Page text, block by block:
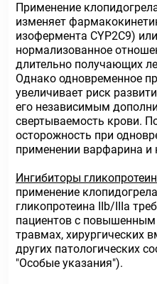
Применение
изменяет
изофермента CYP2C9)
нормализованное
длительно получающих
Однако одновременное
увеличивает риск
его независимым
свертываемость крови.
осторожность при
применении варфарина и
Ингибиторы
применение
гликопротеина IIb/IIIа
пациентов с повышенным
травмах, хирургических
других патологических
"Особые указания").